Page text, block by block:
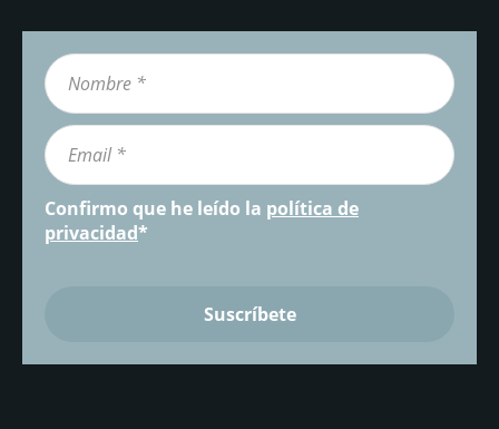
Confirmo que he leído la política de
privacidad*